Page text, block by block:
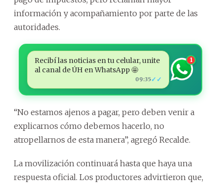
información y acompañamiento por parte de las
autoridades.
Recibí las noticias en tu celular, unite
al canal de ÚH en WhatsApp 🤩
09:35✓✓
1
“No estamos ajenos a pagar, pero deben venir a
explicarnos cómo debemos hacerlo, no
atropellarnos de esta manera”, agregó Recalde.
La movilización continuará hasta que haya una
respuesta oficial. Los productores advirtieron que,